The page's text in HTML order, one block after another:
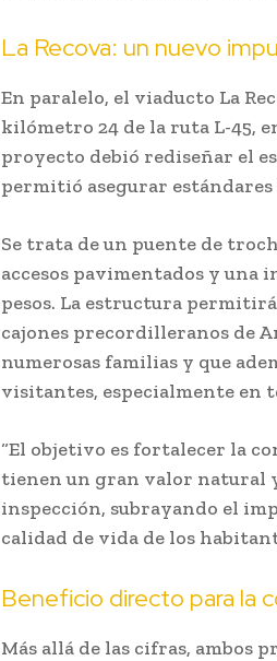
La Recova: un nuevo
En paralelo, el viaducto La
kilómetro 24 de la ruta L-45,
proyecto debió rediseñar el
permitió asegurar estándares
Se trata de un puente de
accesos pavimentados y una
pesos. La estructura
cajones precordilleranos de
numerosas familias y que
visitantes, especialmente en
“El objetivo es fortalecer la
tienen un gran valor natural
inspección, subrayando el
calidad de vida de los
Beneficio directo para la
Más allá de las cifras, ambos